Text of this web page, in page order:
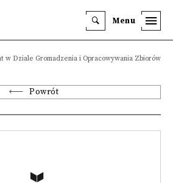
Menu
w Dziale Gromadzenia i Opracowywania Zbiorów
Powrót